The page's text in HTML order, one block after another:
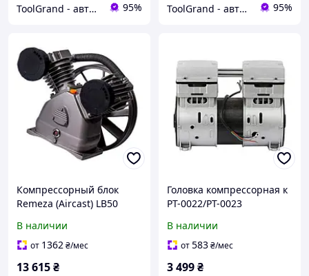
ToolGrand - автосервисное оборудование и инструмент 95% ToolGrand - автосервисное оборудование и инструмент 95%
Компрессорный блок
Remeza (Aircast) LB50
В наличии
от 1362₴/мес
13 615₴
Головка компрессорная к
PT-0022/PT-0023
В наличии
от583₴/мес
3 499₴